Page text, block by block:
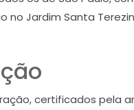
no Jardim Santa
certificados pela